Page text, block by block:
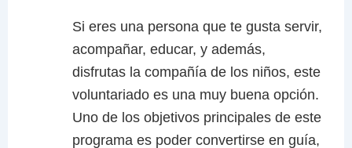
Si eres una persona que te gusta servir,
acompañar, educar, y además,
disfrutas la compañía de los niños, este
voluntariado es una muy buena opción.
Uno de los objetivos principales de este
programa es poder convertirse en guía,